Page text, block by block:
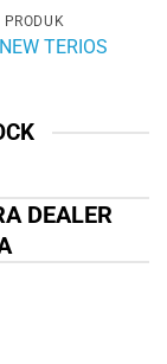
PRODUK
TERIOS
DEALER